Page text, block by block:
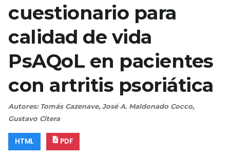
cuestionario para
calidad de vida
PsAQoL en pacientes
con artritis psoriática
Autores: Tomás Cazenave, José A. Maldonado Cocco,
Gustavo Citera
HTML PDF